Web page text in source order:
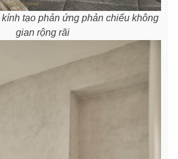
tạo phản ứng phản chiếu không
gian rộng rãi